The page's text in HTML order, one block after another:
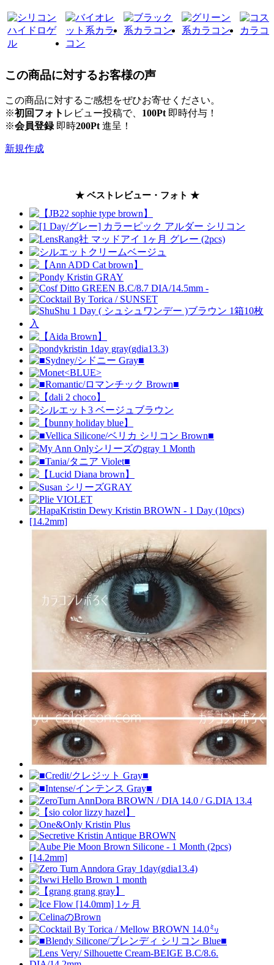
この商品に対するお客様の声
この商品に対するご感想をぜひお寄せください。
※初回フォト レビュー投稿で、 100Pt 即時付与！
※会員登録即時200Pt 進呈！
新規作成
★ ベストレビュー・フォト ★